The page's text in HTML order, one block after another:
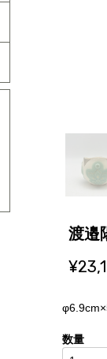
渡
数量